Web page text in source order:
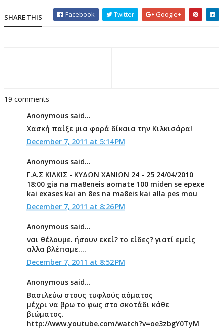
SHARE THIS Facebook Twitter Google+
19 comments
Anonymous said...
Χασκή παίξε μια φορά δίκαια την Κιλκισάρα!
December 7, 2011 at 5:14 PM
Anonymous said...
Γ.Α.Σ ΚΙΛΚΙΣ - ΚΥΔΩΝ ΧΑΝΙΩΝ 24 - 25 24/04/2010
18:00 gia na ma8eneis aomate 100 miden se epexe
kai exases kai an 8es na ma8eis kai alla pes mou
December 7, 2011 at 8:26 PM
Anonymous said...
ναι θέλουμε. ήσουν εκεί? το είδες? γιατί εμείς
αλλα βλέπαμε....
December 7, 2011 at 8:52 PM
Anonymous said...
Βασιλεύω στους τυφλούς αόματος
μέχρι να βρω το φως στο σκοτάδι κάθε
βιώματος.
http://www.youtube.com/watch?v=oe3zbgY0TyM